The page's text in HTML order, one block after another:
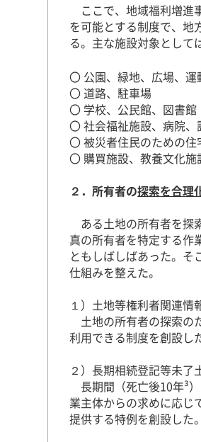
ここで、地域福利増進
を可能とする制度で、地
る。主な施設対象として
〇 公園、緑地、広場、運
〇 道路、駐車場
〇 学校、公民館、図書館
〇 社会福祉施設、病院、
〇 被災者住民のための住
〇 購買施設、教養文化施
２．所有者の探索を合理
ある土地の所有者を探
真の所有者を特定する作
ともしばしばあった。
仕組みを整えた。
１）土地等権利者関連情
土地の所有者の探索の
利用できる制度を創設し
２）長期相続登記等未了
長期間（死亡後10年³
業主体からの求めに応じ
提供する特例を創設した。